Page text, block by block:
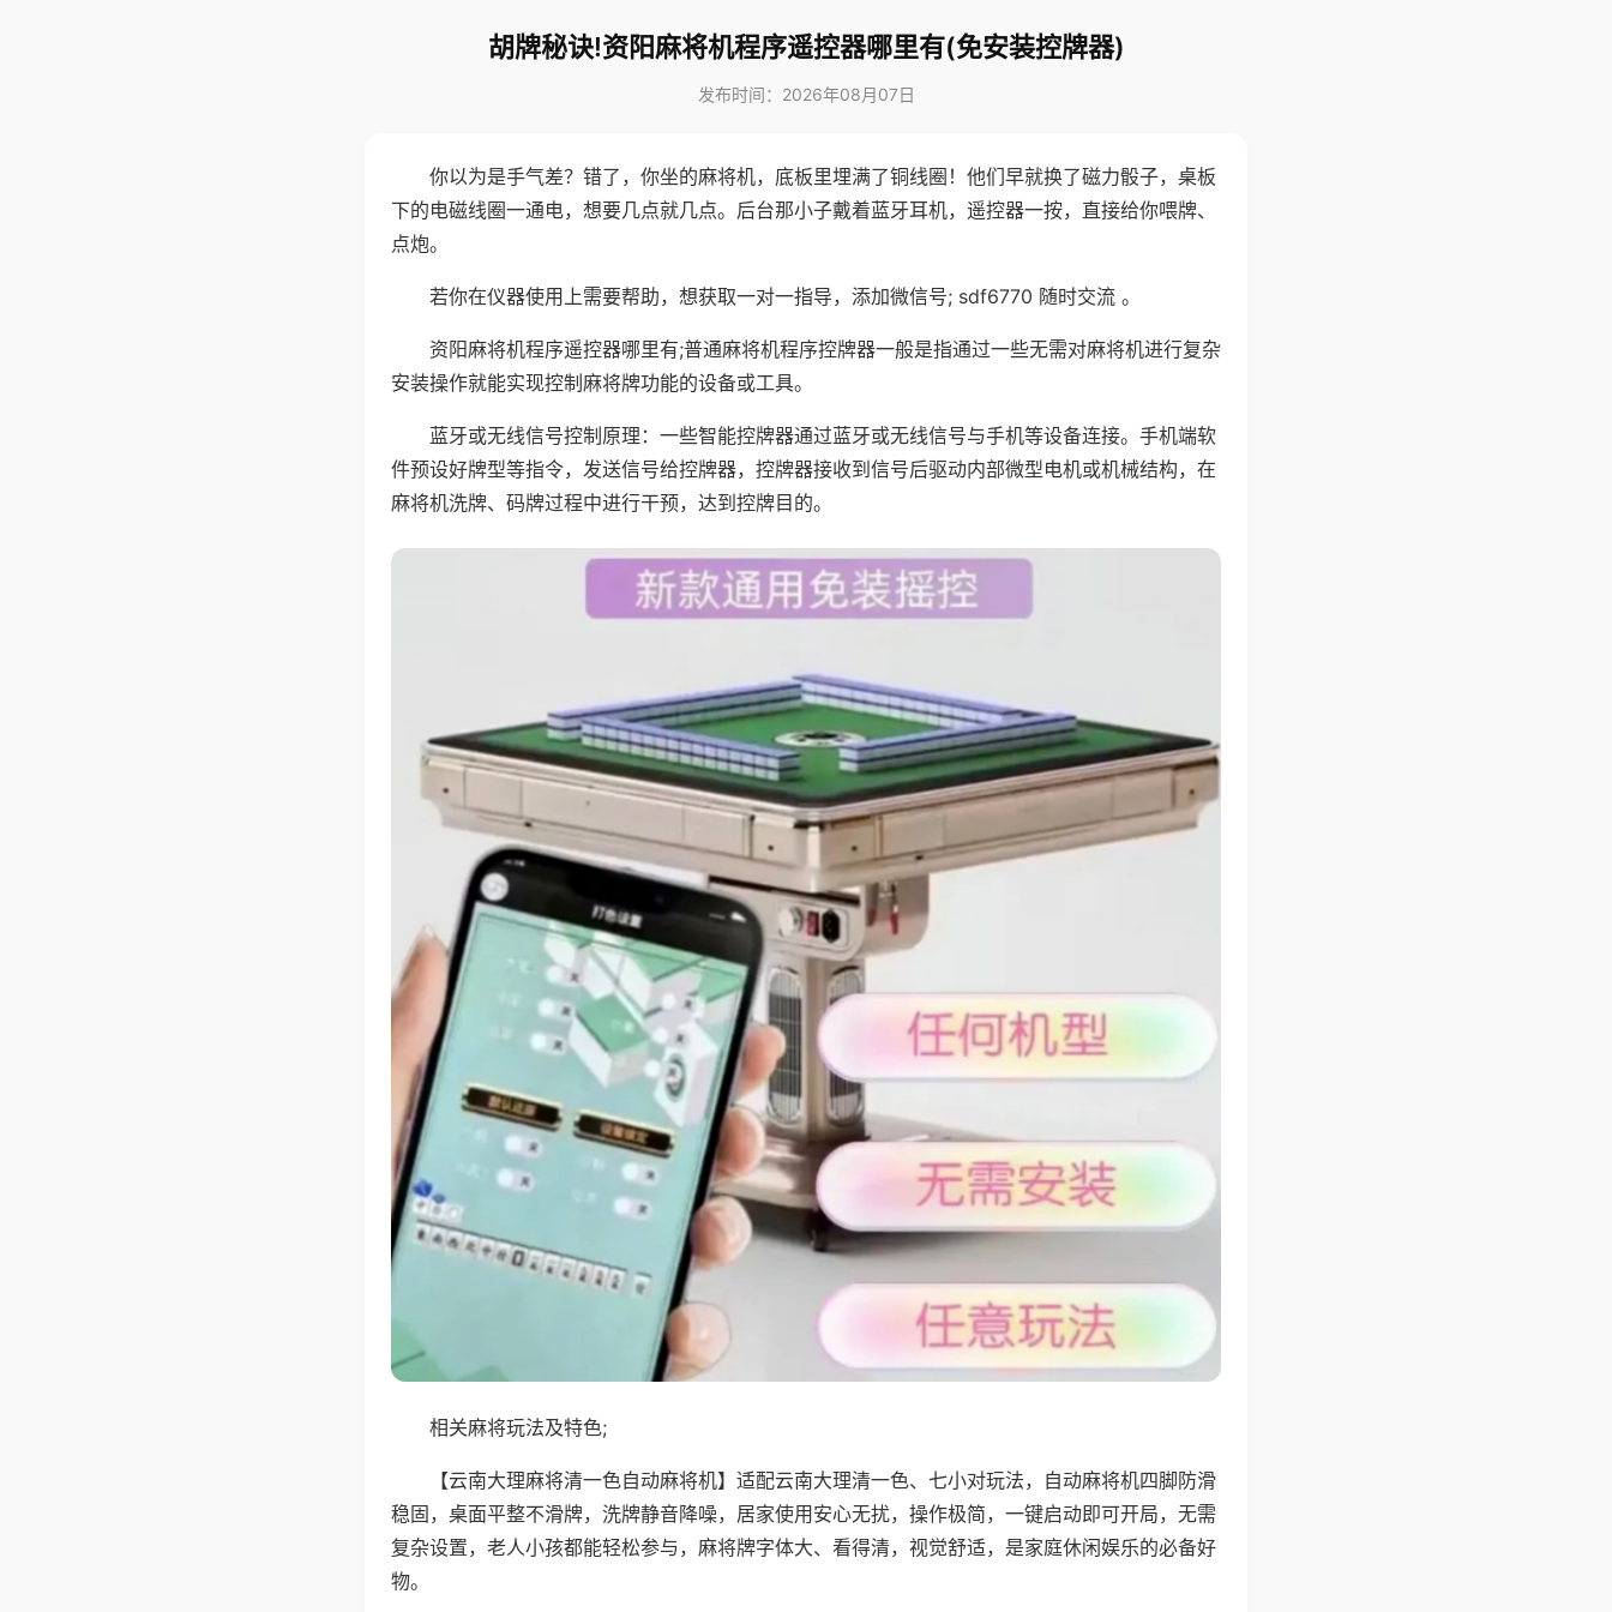
胡牌秘诀!资阳麻将机程序遥控器哪里有(免安装控牌器)
发布时间：2026年08月07日
你以为是手气差？错了，你坐的麻将机，底板里埋满了铜线圈！他们早就换了磁力骰子，桌板
下的电磁线圈一通电，想要几点就几点。后台那小子戴着蓝牙耳机，遥控器一按，直接给你喂牌、
点炮。
若你在仪器使用上需要帮助，想获取一对一指导，添加微信号; sdf6770 随时交流 。
资阳麻将机程序遥控器哪里有;普通麻将机程序控牌器一般是指通过一些无需对麻将机进行复杂
安装操作就能实现控制麻将牌功能的设备或工具。
蓝牙或无线信号控制原理：一些智能控牌器通过蓝牙或无线信号与手机等设备连接。手机端软
件预设好牌型等指令，发送信号给控牌器，控牌器接收到信号后驱动内部微型电机或机械结构，在
麻将机洗牌、码牌过程中进行干预，达到控牌目的。
相关麻将玩法及特色;
【云南大理麻将清一色自动麻将机】适配云南大理清一色、七小对玩法，自动麻将机四脚防滑
稳固，桌面平整不滑牌，洗牌静音降噪，居家使用安心无扰，操作极简，一键启动即可开局，无需
复杂设置，老人小孩都能轻松参与，麻将牌字体大、看得清，视觉舒适，是家庭休闲娱乐的必备好
物。